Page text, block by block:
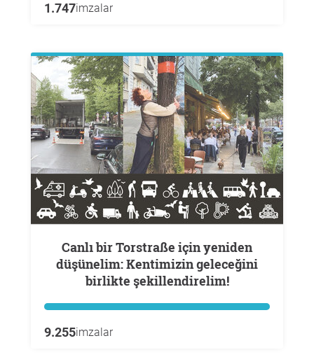
1.747imzalar
Canlı bir Torstraße için yeniden
düşünelim: Kentimizin geleceğini
birlikte şekillendirelim!
9.255imzalar